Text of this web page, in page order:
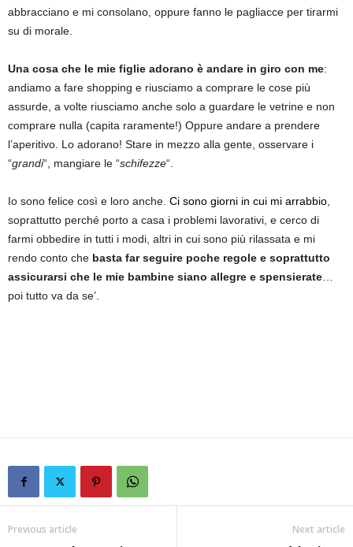
abbracciano e mi consolano, oppure fanno le pagliacce per tirarmi
su di morale.
Una cosa che le mie figlie adorano è andare in giro con me:
andiamo a fare shopping e riusciamo a comprare le cose più
assurde, a volte riusciamo anche solo a guardare le vetrine e non
comprare nulla (capita raramente!) Oppure andare a prendere
l’aperitivo. Lo adorano! Stare in mezzo alla gente, osservare i
“grandi“, mangiare le “schifezze“.
Io sono felice così e loro anche. Ci sono giorni in cui mi arrabbio
soprattutto perché porto a casa i problemi lavorativi, e cerco di
farmi obbedire in tutti i modi, altri in cui sono più rilassata e mi
rendo conto che basta far seguire poche regole e soprattutto
assicurarsi che le mie bambine siano allegre e spensierate
poi tutto va da se’.
Previous article Next article